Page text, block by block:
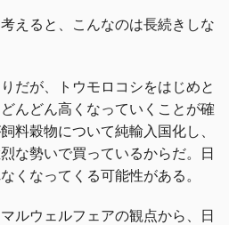
えると、こんなのは長続きしな
だが、トウモロコシをはじめと
んどん高くなっていくことが確
料穀物について純輸入国化し、
な勢いで買っているからだ。日
くなってくる可能性がある。
ルウェルフェアの観点から、日